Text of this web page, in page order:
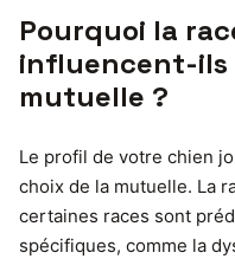
Pourquoi la
influencent-ils
mutuelle ?
Le profil de votre chien
choix de la mutuelle. La
certaines races sont
spécifiques, comme la